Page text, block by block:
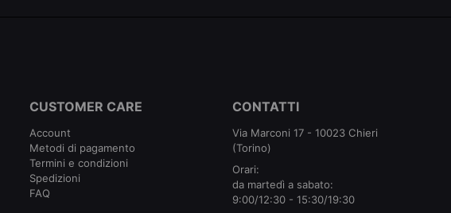
CUSTOMER CARE
Account
Metodi di pagamento
Termini e condizioni
Spedizioni
FAQ
CONTATTI
Via Marconi 17 - 10023 Chieri
(Torino)
Orari:
da martedì a sabato:
9:00/12:30 - 15:30/19:30